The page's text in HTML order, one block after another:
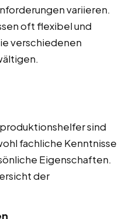
variieren.
oft flexibel und
verschiedenen
sind
fachliche Kenntnisse
Eigenschaften.
der